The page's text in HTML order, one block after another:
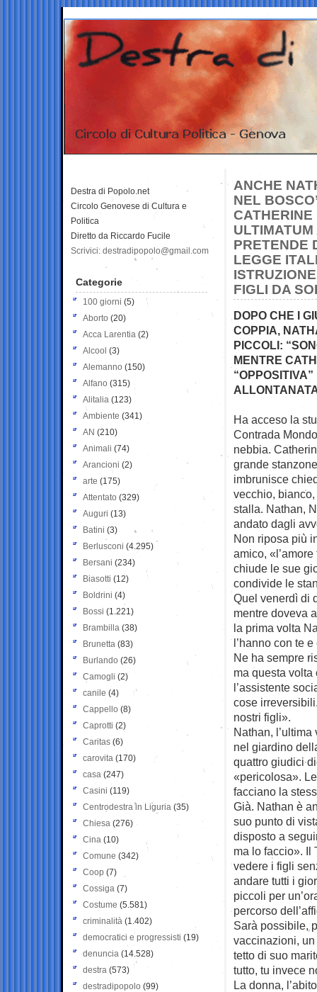
ANCHE
NEL
CATHERINE
PRETENDE
LEGGE
FIGLI DA
DOPO CHE I
COPPIA,
PICCOLI:
MENTRE
Ha acceso la
Contrada
nebbia.
grande
imbrunisce
vecchio,
stalla. Nathan,
andato dagli
Non riposa più
amico,
chiude le sue
condivide le
Quel venerdì di
mentre doveva
la prima volta
l’hanno con te
Ne ha sempre
ma questa volta
l’assistente
cose
nostri figli».
Nathan,
nel giardino
quattro giudici
«pericolosa».
facciano la
Già. Nathan è
suo punto di
disposto a
ma lo faccio». Il
vedere i figli
andare tutti i
piccoli per
percorso
Sarà possibile,
vaccinazioni,
tetto di suo
tutto, tu invece
La donna,
Destra di Popolo.net
Circolo Genovese di Cultura e
Politica
Diretto da Riccardo Fucile
Scrivici: destradipopolo@gmail.com
Categorie
100 giorni (5)
Aborto (20)
Acca Larentia (2)
Alcool (3)
Alemanno (150)
Alfano (315)
Alitalia (123)
Ambiente (341)
AN (210)
Animali (74)
Arancioni (2)
arte (175)
Attentato (329)
Auguri (13)
Batini (3)
Berlusconi (4.295)
Bersani (234)
Biasotti (12)
Boldrini (4)
Bossi (1.221)
Brambilla (38)
Brunetta (83)
Burlando (26)
Camogli (2)
canile (4)
Cappello (8)
Caprotti (2)
Caritas (6)
carovita (170)
casa (247)
Casini (119)
Centrodestra in Liguria (35)
Chiesa (276)
Cina (10)
Comune (342)
Coop (7)
Cossiga (7)
Costume (5.581)
criminalità (1.402)
democratici e progressisti (19)
denuncia (14.528)
destra (573)
destradipopolo (99)